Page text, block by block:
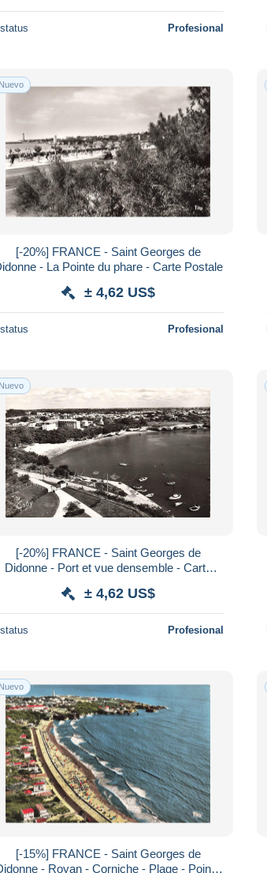
Profesional
Nuevo
[-20%] FRANCE - Saint Georges de
- La Pointe du phare - Carte Postale
± 4,62 US$
Profesional
Nuevo
[-20%] FRANCE - Saint Georges de
Didonne - Port et vue densemble - Carte
± 4,62 US$
Profesional
Nuevo
[-15%] FRANCE - Saint Georges de
- Royan - Corniche - Plage - Pointe